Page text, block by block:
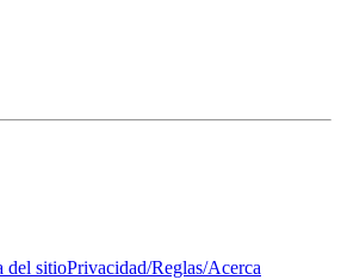
del sitioPrivacidad/Reglas/Acerca